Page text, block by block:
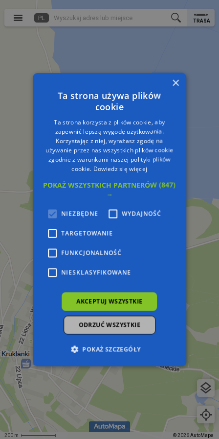
PL TRASA
200 m © 2026 AutoMapa
×
Ta strona używa plików
cookie
Ta strona korzysta z plików cookie, aby
zapewnić lepszą wygodę użytkowania.
Korzystając z niej, wyrażasz zgodę na
używanie przez nas wszystkich plików cookie
zgodnie z warunkami naszej polityki plików
cookie. Dowiedz się więcej
POKAŻ WSZYSTKICH PARTNERÓW(847)
→
NIEZBĘDNE WYDAJNOŚĆ
TARGETOWANIE
FUNKCJONALNOŚĆ
NIESKLASYFIKOWANE
AKCEPTUJ WSZYSTKIE
ODRZUĆ WSZYSTKIE
POKAŻ SZCZEGÓŁY
Niezbędne Wydajność
Funkcjonalność
Niezbędne pliki cookie umożliwiają korzystanie z
podstawowych funkcji strony internetowej,
takich jak logowanie użytkownika i zarządzanie